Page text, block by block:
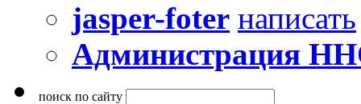
jasper-foter написать
Администрация
поиск по сайту